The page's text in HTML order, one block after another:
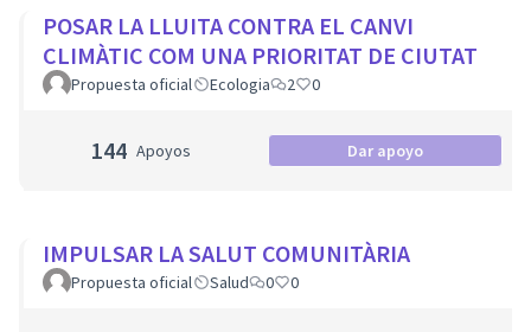
POSAR LA LLUITA CONTRA EL CANVI
CLIMÀTIC COM UNA PRIORITAT DE CIUTAT
Propuesta oficial Ecologia 2 0
144 Apoyos Dar apoyo
IMPULSAR LA SALUT COMUNITÀRIA
Propuesta oficial Salud 0 0